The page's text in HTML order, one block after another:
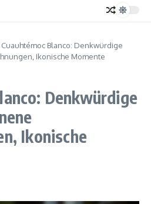
Cuauhtémoc Blanco: Denkwürdige
Ikonische Momente
Denkwürdige
Ikonische